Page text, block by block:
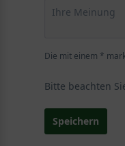
Die mit einem *
Bitte beachten
Speichern